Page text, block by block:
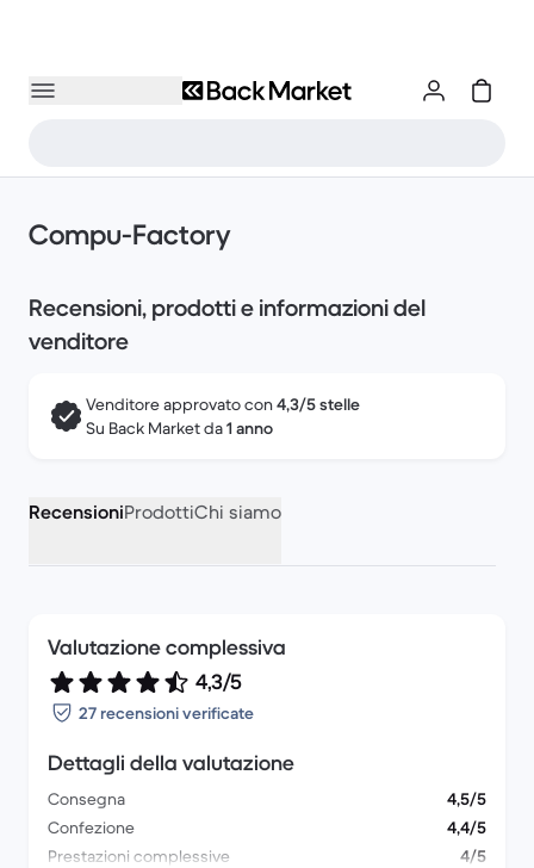
Compu-Factory
Recensioni, prodotti e informazioni del
venditore
Venditore approvato con4,3/5 stelle
Su Back Market da1 anno
RecensioniProdottiChi siamo
Valutazione complessiva
4,3/5
27 recensioni verificate
Dettagli della valutazione
Consegna
4,5/5
Confezione
4,4/5
Prestazioni complessive
4/5